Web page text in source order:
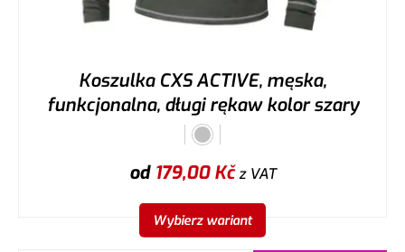
Koszulka CXS ACTIVE, męska,
funkcjonalna, długi rękaw kolor szary
od 179,00Kčz VAT
Wybierz wariant